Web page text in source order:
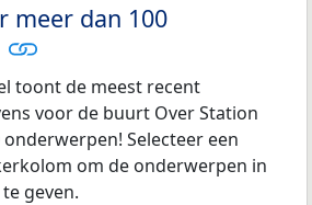
meer dan 100
toont de meest recent
voor de buurt Over Station
Selecteer een
om de onderwerpen in
geven.